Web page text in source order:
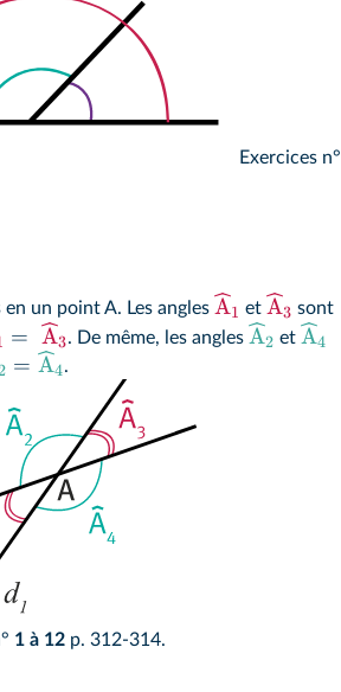
Exercices n°
en un point A. Les angles A1 et A3 sont
= A3. De même, les angles A2 et A4
= A4.
1 à 12p. 312-314.